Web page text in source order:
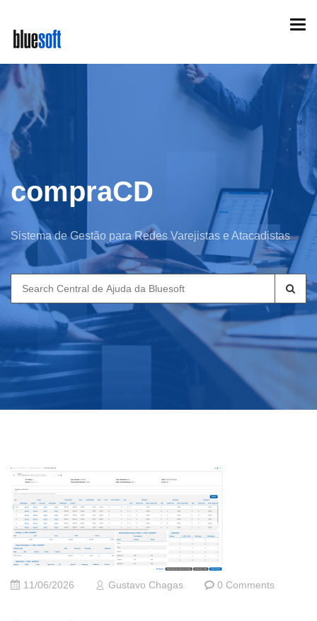
main
content
compraCD
Sistema de Gestão para Redes Varejistas e Atacadistas
Search
for:
11/06/2026 Gustavo Chagas 0 Comments